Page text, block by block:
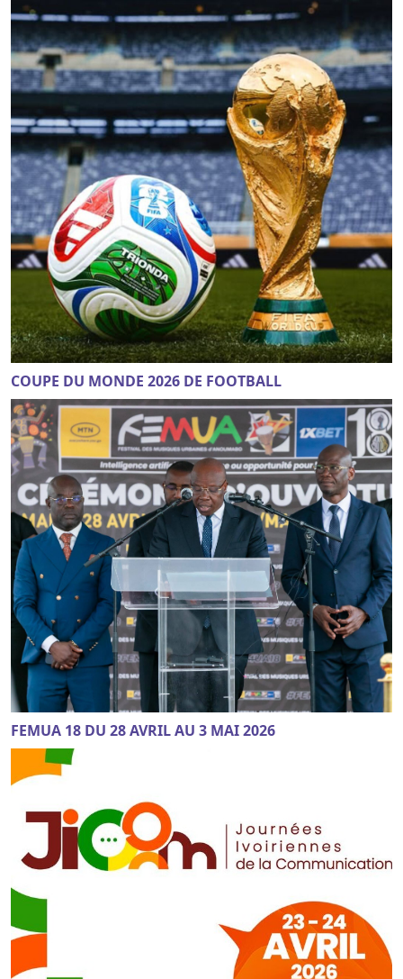
COUPE DU MONDE 2026 DE FOOTBALL
FEMUA 18 DU 28 AVRIL AU 3 MAI 2026